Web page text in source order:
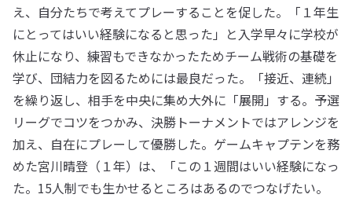
え、自分たちで考えてプレーすることを促した。「１年生
にとってはいい経験になると思った」と入学早々に学校が
休止になり、練習もできなかったためチーム戦術の基礎を
学び、団結力を図るためには最良だった。「接近、連続」
を繰り返し、相手を中央に集め大外に「展開」する。予選
リーグでコツをつかみ、決勝トーナメントではアレンジを
加え、自在にプレーして優勝した。ゲームキャプテンを務
めた宮川晴登（１年）は、「この１週間はいい経験になっ
た。15人制でも生かせるところはあるのでつなげたい。